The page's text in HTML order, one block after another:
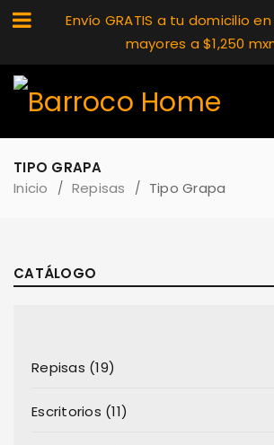
Envío GRATIS a tu domicilio
mayores a $1,250
TIPO GRAPA
Inicio
/ Repisas / Tipo Grapa
CATÁLOGO
Repisas (19)
Escritorios (11)